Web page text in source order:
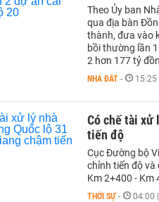
Theo Ủy ban
qua địa bàn
thành, đưa vào
bồi thường lần
2 hơn 177 tỷ
NHÀ ĐẤT -
Có chế tài xử
tiến độ
Cục Đường bộ
chỉnh tiến độ và
Km 2+400 - Km
THỜI SỰ - 04:00